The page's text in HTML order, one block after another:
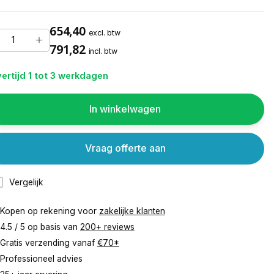
654,40 excl. btw
791,82 incl. btw
1 tot 3 werkdagen
In winkelwagen
Vergelijk
Vraag offerte aan
Kopen op rekening voor zakelijke klanten
4.5 / 5 op basis van 200+ reviews
Gratis verzending vanaf €70*
Professioneel advies